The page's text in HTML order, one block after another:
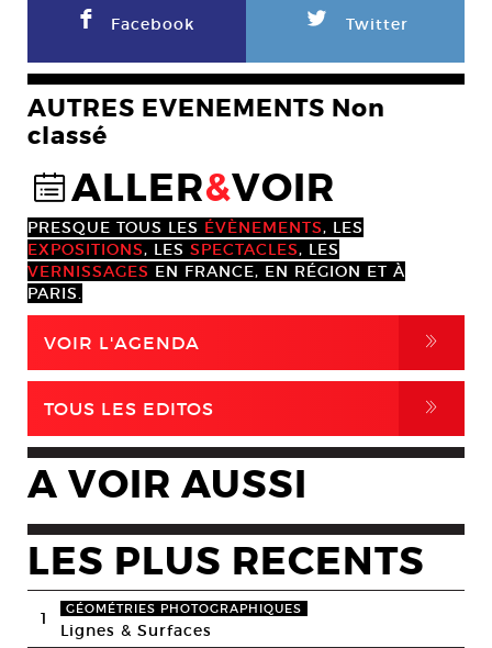
F Facebook L Twitter
AUTRES EVENEMENTS Non
classé
@ALLER&VOIR
PRESQUE TOUS LES ÉVÈNEMENTS, LES
EXPOSITIONS, LES SPECTACLES, LES
VERNISSAGES EN FRANCE, EN RÉGION ET À
PARIS.
VOIR L'AGENDA ,
TOUS LES EDITOS ,
A VOIR AUSSI
LES PLUS RECENTS
1 GÉOMÉTRIES PHOTOGRAPHIQUES
Lignes & Surfaces